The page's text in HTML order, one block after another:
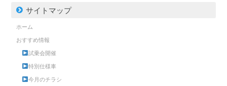
サイトマップ
ホーム
おすすめ情報
試乗会開催
特別仕様車
今月のチラシ